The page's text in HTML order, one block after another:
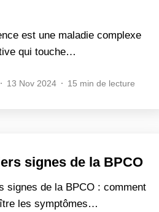
est une maladie complexe
qui touche…
13 Nov 2024 15 min de lecture
signes de la BPCO
signes de la BPCO : comment
les symptômes…